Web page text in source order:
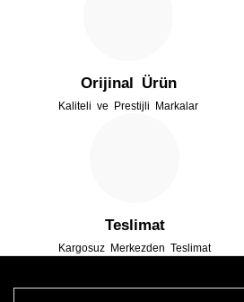
Orijinal Ürün
Kaliteli ve Prestijli Markalar
Teslimat
Kargosuz Merkezden Teslimat